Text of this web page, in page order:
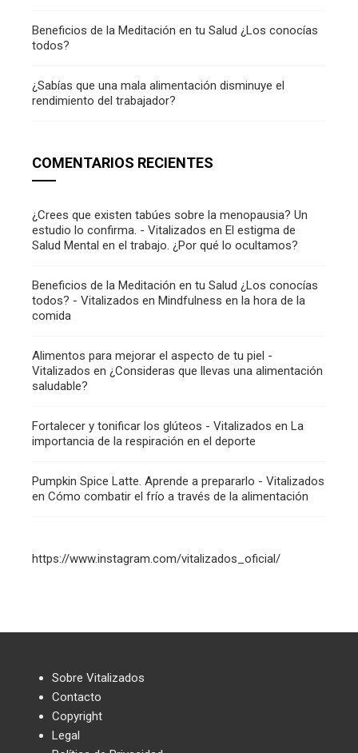
Beneficios de la Meditación en tu Salud ¿Los conocías
todos?
¿Sabías que una mala alimentación disminuye el
rendimiento del trabajador?
COMENTARIOS RECIENTES
¿Crees que existen tabúes sobre la menopausia? Un
estudio lo confirma. - Vitalizados en El estigma de
Salud Mental en el trabajo. ¿Por qué lo ocultamos?
Beneficios de la Meditación en tu Salud ¿Los conocías
todos? - Vitalizados en Mindfulness en la hora de la
comida
Alimentos para mejorar el aspecto de tu piel -
Vitalizados en ¿Consideras que llevas una alimentación
saludable?
Fortalecer y tonificar los glúteos - Vitalizados en La
importancia de la respiración en el deporte
Pumpkin Spice Latte. Aprende a prepararlo - Vitalizados
en Cómo combatir el frío a través de la alimentación
https://www.instagram.com/vitalizados_oficial/
Sobre Vitalizados
Contacto
Copyright
Legal